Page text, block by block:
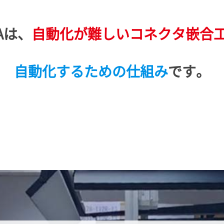
、 自動化が難しいコネクタ嵌合
自動化するための仕組みです。